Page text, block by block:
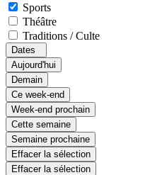
Sports
Théâtre
Traditions / Culte
Dates
Aujourd'hui
Demain
Ce week-end
Week-end prochain
Cette semaine
Semaine prochaine
Effacer la sélection
Effacer la sélection